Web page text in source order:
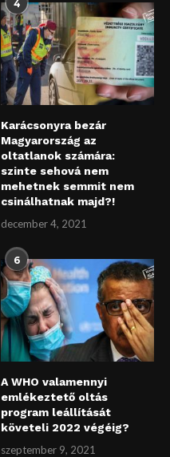
4
Karácsonyra bezár
Magyarország az
oltatlanok számára:
szinte sehová nem
mehetnek semmit nem
csinálhatnak majd?!
december 4, 2021
6
A WHO valamennyi
emlékeztető oltás
program leállítását
követeli 2022 végéig?
szeptember 9, 2021